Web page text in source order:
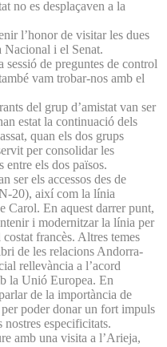
no es desplaçaven a la
l’honor de visitar les dues
Nacional i el Senat.
de preguntes de control
vam trobar-nos amb el
del grup d’amistat van ser
estat la continuació dels
quan els dos grups
per consolidar les
entre els dos països.
ser els accessos des de
20), així com la línia
Carol. En aquest darrer punt,
i modernitzar la línia per
francès. Altres temes
de les relacions Andorra-
rellevància a l’acord
la Unió Europea. En
de la importància de
poder donar un fort impuls
nostres especificitats.
amb una visita a l’Arieja,